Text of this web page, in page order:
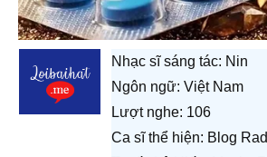
Nhạc sĩ sáng tác: Nin
Ngôn ngữ: Việt Nam
Lượt nghe: 106
Ca sĩ thể hiện: Blog